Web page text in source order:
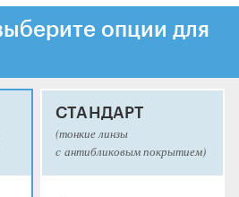
опции для
СТАНДАРТ
(тонкие линзы
с антибликовым покрытием)